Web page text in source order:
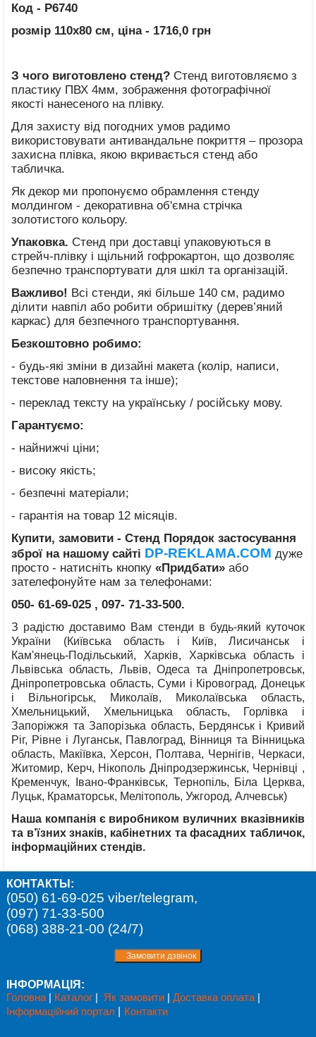
Код - Р6740
розмір 110х80 см, ціна - 1716,0 грн
З чого виготовлено стенд? Стенд виготовляємо з
пластику ПВХ 4мм, зображення фотографічної
якості нанесеного на плівку.
Для захисту від погодних умов радимо
використовувати антивандальне покриття – прозора
захисна плівка, якою вкривається стенд або
табличка.
Як декор ми пропонуємо обрамлення стенду
молдингом - декоративна об'ємна стрічка
золотистого кольору.
Упаковка. Стенд при доставці упаковуються в
стрейч-плівку і щільний гофрокартон, що дозволяє
безпечно транспортувати для шкіл та організацій.
Важливо! Всі стенди, які більше 140 см, радимо
ділити навпіл або робити обришітку (дерев’яний
каркас) для безпечного транспортування.
Безкоштовно робимо:
- будь-які зміни в дизайні макета (колір, написи,
текстове наповнення та інше);
- переклад тексту на українську / російську мову.
Гарантуємо:
- найнижчі ціни;
- високу якість;
- безпечні матеріали;
- гарантія на товар 12 місяців.
Купити, замовити - Стенд Порядок застосування
зброї на нашому сайті DP-REKLAMA.COM дуже
просто - натисніть кнопку«Придбати» або
зателефонуйте нам за телефонами:
050- 61-69-025 , 097- 71-33-500.
З радістю доставимо Вам стенди в будь-який куточок
України (Київська область і Київ, Лисичанськ і
Кам'янець-Подільський, Харків, Харківська область і
Львівська область, Львів, Одеса та Дніпропетровськ,
Дніпропетровська область, Суми і Кіровоград, Донецьк
і Вільногірськ, Миколаїв, Миколаївська область,
Хмельницький, Хмельницька область, Горлівка і
Запоріжжя та Запорізька область, Бердянськ і Кривий
Ріг, Рівне і Луганськ, Павлоград, Вінниця та Вінницька
область, Макіївка, Херсон, Полтава, Чернігів, Черкаси,
Житомир, Керч, Нікополь Дніпродзержинськ, Чернівці ,
Кременчук, Івано-Франківськ, Тернопіль, Біла Церква,
Луцьк, Краматорськ, Мелітополь, Ужгород, Алчевськ)
Наша компанія є виробником вуличних вказівників
та в’їзних знаків, кабінетних та фасадних табличок,
інформаційних стендів.
КОНТАКТЫ:
(050) 61-69-025 viber/telegram,
(097) 71-33-500
(068) 388-21-00 (24/7)
ІНФОРМАЦІЯ:
Головна| Каталог| Як замовити| Доставка оплата|
Інформаційний портал
Контакти